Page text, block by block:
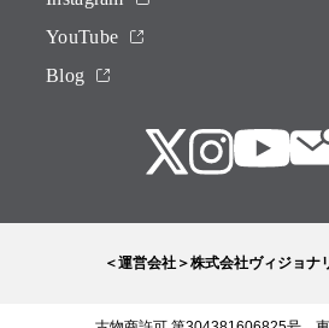
YouTube
Blog
＜運営会社＞株式会社ヴィジョナ